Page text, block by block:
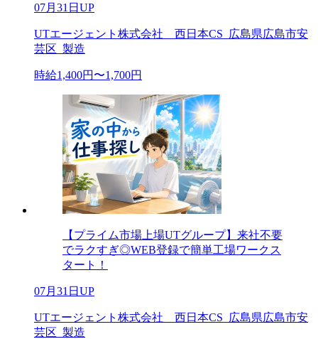
07月31日UP
UTエージェント株式会社 西日本CS_広島県広島市安
芸区_製造
時給1,400円〜1,700円
【プライム市場上場UTグループ】来社不要
でラクすぎ◎WEB登録で簡単工場ワークス
タート！
07月31日UP
UTエージェント株式会社 西日本CS_広島県広島市安
芸区_製造